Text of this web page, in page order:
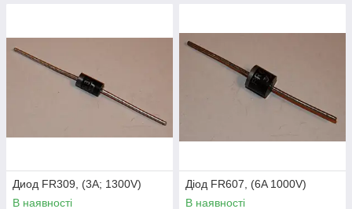
Диод FR309, (3A; 1300V)
В наявності
Діод FR607, (6A 1000V)
В наявності